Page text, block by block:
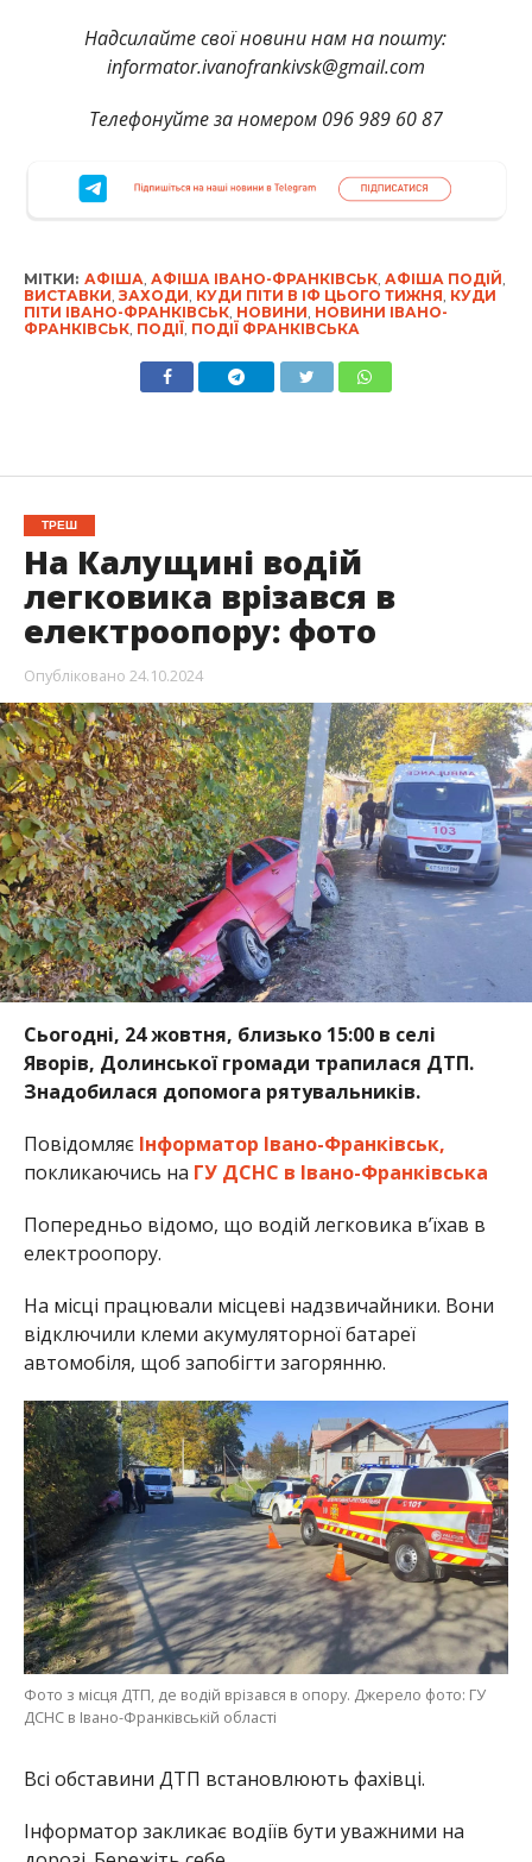
Надсилайте свої новини нам на пошту:
informator.ivanofrankivsk@gmail.com
Телефонуйте за номером 096 989 60 87
МІТКИ: АФІША, АФІША ІВАНО-ФРАНКІВСЬК, АФІША ПОДІЙ,
ВИСТАВКИ, ЗАХОДИ, КУДИ ПІТИ В ІФ ЦЬОГО ТИЖНЯ, КУДИ
ПІТИ ІВАНО-ФРАНКІВСЬК, НОВИНИ, НОВИНИ ІВАНО-
ФРАНКІВСЬК, ПОДІЇ, ПОДІЇ ФРАНКІВСЬКА
ТРЕШ
На Калущині водій
легковика врізався в
електроопору: фото
Опубліковано 24.10.2024
Сьогодні, 24 жовтня, близько 15:00 в селі
Яворів, Долинської громади трапилася ДТП.
Знадобилася допомога рятувальників.
Повідомляє Інформатор Івано-Франківськ,
покликаючись на ГУ ДСНС в Івано-Франківська
Попередньо відомо, що водій легковика в’їхав в
електроопору.
На місці працювали місцеві надзвичайники. Вони
відключили клеми акумуляторної батареї
автомобіля, щоб запобігти загорянню.
Фото з місця ДТП, де водій врізався в опору. Джерело фото: ГУ
ДСНС в Івано-Франківській області
Всі обставини ДТП встановлюють фахівці.
Інформатор закликає водіїв бути уважними на